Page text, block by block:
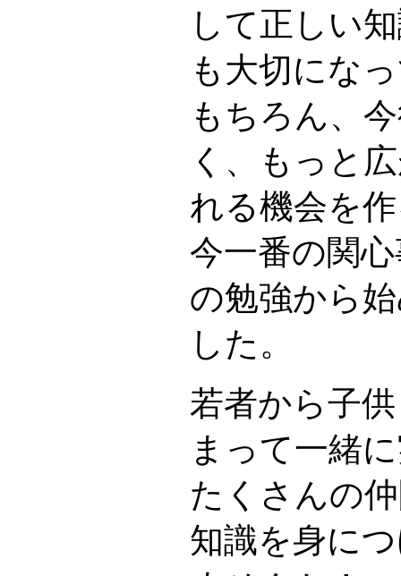
して正しい
も大切にな
もちろん、
く、もっと
れる機会を
今一番の関
の勉強から
した。
若者から子
まって一緒
たくさんの
知識を身に